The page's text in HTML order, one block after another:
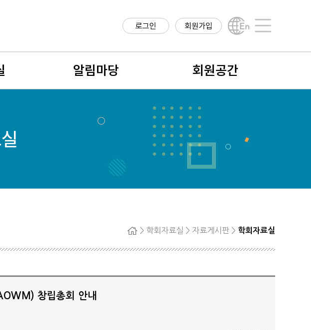
로그인 회원가입 English 사이트맵
알림마당
여성수학계 소식
공시자료
회원공간
회원구분
회원가입안내
나의 정보
회비납입 및 결제내역
홈 > 학회자료실 > 자료게시판 > 학회자료실
창립총회 안내